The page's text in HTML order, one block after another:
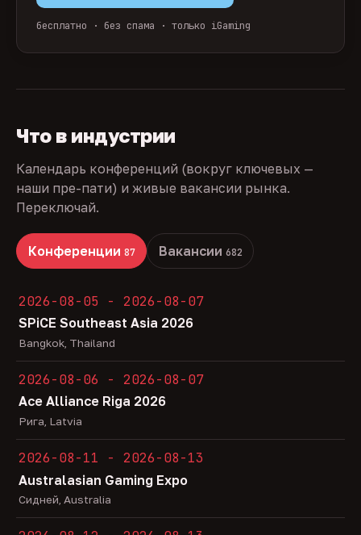
бесплатно · без спама · только iGaming
Что в индустрии
Календарь конференций (вокруг ключевых —
наши пре-пати) и живые вакансии рынка.
Переключай.
Конференции 87 Вакансии 682
2026-08-05 - 2026-08-07
SPiCE Southeast Asia 2026
Bangkok, Thailand
2026-08-06 - 2026-08-07
Ace Alliance Riga 2026
Рига, Latvia
2026-08-11 - 2026-08-13
Australasian Gaming Expo
Сидней, Australia